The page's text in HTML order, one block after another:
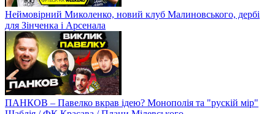
Нова надія Динамо, останній матч Малиновського в Аталанті?
ТОП-матч Шахтаря
Динамо – Олександрія / ЕКСКЛЮЗИВ / Гол Лонвейка, гнів